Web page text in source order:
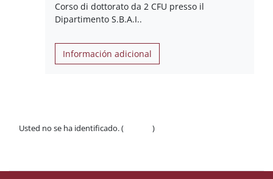
Corso di dottorato da 2 CFU presso il
Dipartimento S.B.A.I..
Información adicional
Usted no se ha identificado. (
)